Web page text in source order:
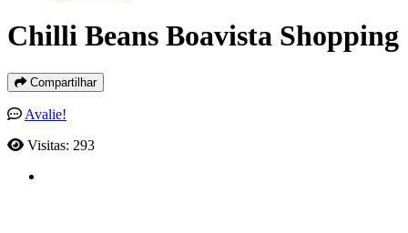
Chilli Beans Boavista Shopping
Compartilhar
Avalie!
Visitas: 293